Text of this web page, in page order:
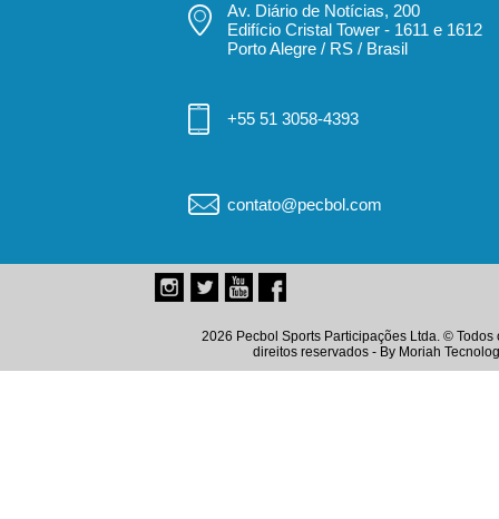
Av. Diário de Notícias, 200
Edifício Cristal Tower - 1611 e 1612
Porto Alegre / RS / Brasil
+55 51 3058-4393
contato@pecbol.com
2026 Pecbol Sports Participações Ltda. © Todos
direitos reservados - By Moriah